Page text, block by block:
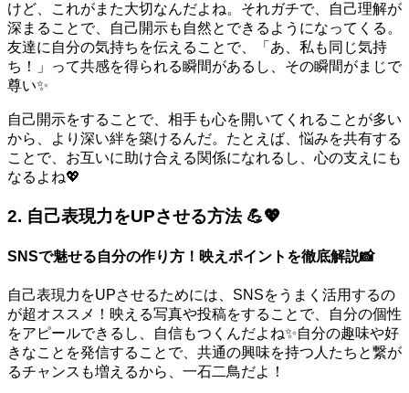
けど、これがまた大切なんだよね。それガチで、自己理解が
深まることで、自己開示も自然とできるようになってくる。
友達に自分の気持ちを伝えることで、「あ、私も同じ気持
ち！」って共感を得られる瞬間があるし、その瞬間がまじで
尊い✨
自己開示をすることで、相手も心を開いてくれることが多い
から、より深い絆を築けるんだ。たとえば、悩みを共有する
ことで、お互いに助け合える関係になれるし、心の支えにも
なるよね💖
2. 自己表現力をUPさせる方法 💪💖
SNSで魅せる自分の作り方！映えポイントを徹底解説📸
自己表現力をUPさせるためには、SNSをうまく活用するの
が超オススメ！映える写真や投稿をすることで、自分の個性
をアピールできるし、自信もつくんだよね✨自分の趣味や好
きなことを発信することで、共通の興味を持つ人たちと繋が
るチャンスも増えるから、一石二鳥だよ！